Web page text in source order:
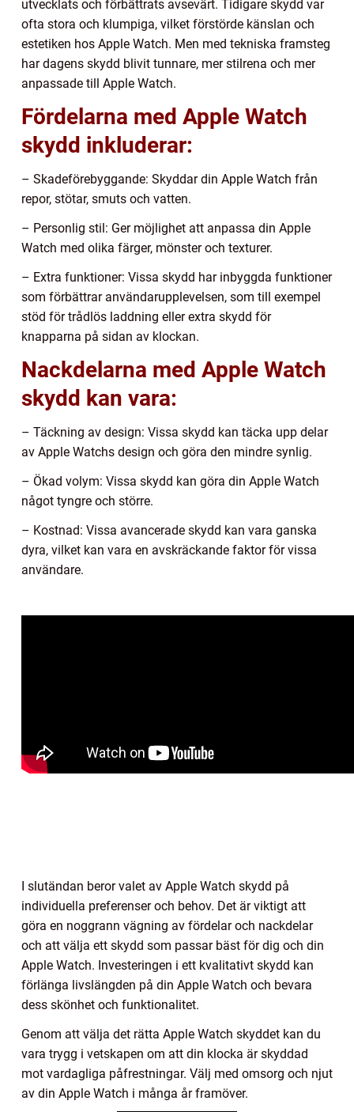
utvecklats och förbättrats avsevärt. Tidigare skydd var
ofta stora och klumpiga, vilket förstörde känslan och
estetiken hos Apple Watch. Men med tekniska framsteg
har dagens skydd blivit tunnare, mer stilrena och mer
anpassade till Apple Watch.
Fördelarna med Apple Watch
skydd inkluderar:
– Skadeförebyggande: Skyddar din Apple Watch från
repor, stötar, smuts och vatten.
– Personlig stil: Ger möjlighet att anpassa din Apple
Watch med olika färger, mönster och texturer.
– Extra funktioner: Vissa skydd har inbyggda funktioner
som förbättrar användarupplevelsen, som till exempel
stöd för trådlös laddning eller extra skydd för
knapparna på sidan av klockan.
Nackdelarna med Apple Watch
skydd kan vara:
– Täckning av design: Vissa skydd kan täcka upp delar
av Apple Watchs design och göra den mindre synlig.
– Ökad volym: Vissa skydd kan göra din Apple Watch
något tyngre och större.
– Kostnad: Vissa avancerade skydd kan vara ganska
dyra, vilket kan vara en avskräckande faktor för vissa
användare.
I slutändan beror valet av Apple Watch skydd på
individuella preferenser och behov. Det är viktigt att
göra en noggrann vägning av fördelar och nackdelar
och att välja ett skydd som passar bäst för dig och din
Apple Watch. Investeringen i ett kvalitativt skydd kan
förlänga livslängden på din Apple Watch och bevara
dess skönhet och funktionalitet.
Genom att välja det rätta Apple Watch skyddet kan du
vara trygg i vetskapen om att din klocka är skyddad
mot vardagliga påfrestningar. Välj med omsorg och njut
av din Apple Watch i många år framöver.